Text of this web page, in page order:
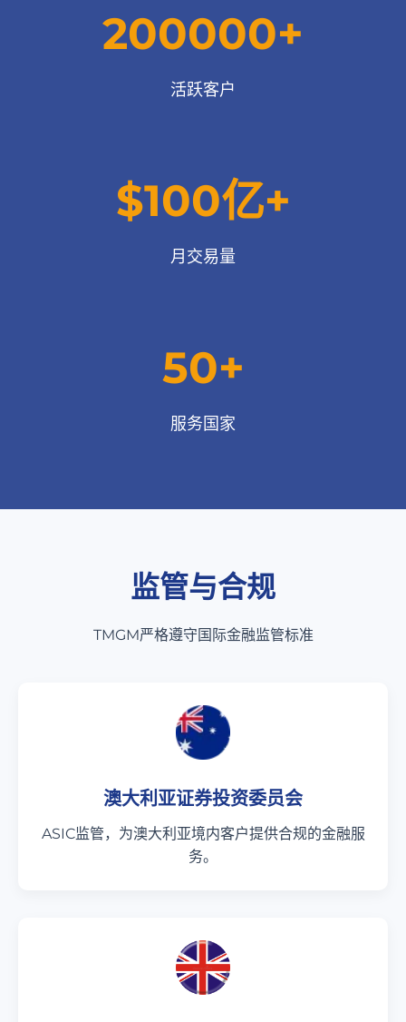
200000+
活跃客户
$100亿+
月交易量
50+
服务国家
监管与合规
TMGM严格遵守国际金融监管标准
澳大利亚证券投资委员会
ASIC监管，为澳大利亚境内客户提供合规的金融服
务。